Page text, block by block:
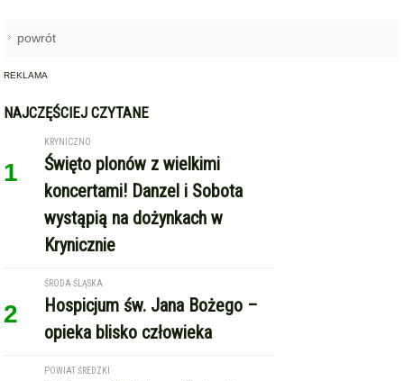
powrót
REKLAMA
NAJCZĘŚCIEJ CZYTANE
1
KRYNICZNO
Święto plonów z wielkimi
koncertami! Danzel i Sobota
wystąpią na dożynkach w
Krynicznie
2
ŚRODA ŚLĄSKA
Hospicjum św. Jana Bożego –
opieka blisko człowieka
POWIAT ŚREDZKI